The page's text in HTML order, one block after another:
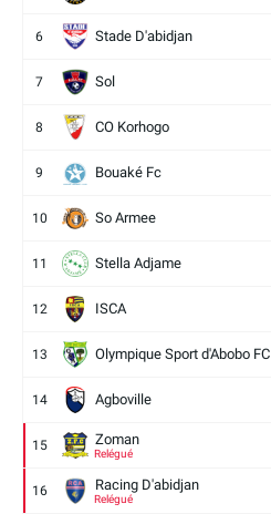
6 Stade D'abidjan
7 Sol
8 CO Korhogo
9 Bouaké Fc
10 So Armee
11 Stella Adjame
12 ISCA
13 Olympique Sport d'Abobo FC
14 Agboville
15 Zoman
Relégué
16 Racing D'abidjan
Relégué